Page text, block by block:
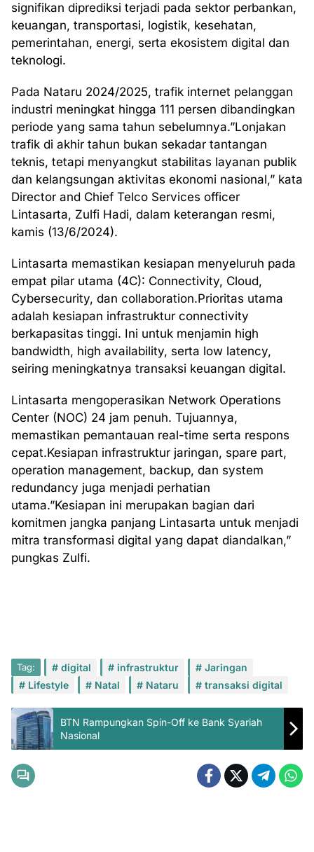
signifikan diprediksi terjadi pada sektor perbankan,
keuangan, transportasi, logistik, kesehatan,
pemerintahan, energi, serta ekosistem digital dan
teknologi.
Pada Nataru 2024/2025, trafik internet pelanggan
industri meningkat hingga 111 persen dibandingkan
periode yang sama tahun sebelumnya.”Lonjakan
trafik di akhir tahun bukan sekadar tantangan
teknis, tetapi menyangkut stabilitas layanan publik
dan kelangsungan aktivitas ekonomi nasional,” kata
Director and Chief Telco Services officer
Lintasarta, Zulfi Hadi, dalam keterangan resmi,
kamis (13/6/2024).
Lintasarta memastikan kesiapan menyeluruh pada
empat pilar utama (4C): Connectivity, Cloud,
Cybersecurity, dan collaboration.Prioritas utama
adalah kesiapan infrastruktur connectivity
berkapasitas tinggi. Ini untuk menjamin high
bandwidth, high availability, serta low latency,
seiring meningkatnya transaksi keuangan digital.
Lintasarta mengoperasikan Network Operations
Center (NOC) 24 jam penuh. Tujuannya,
memastikan pemantauan real-time serta respons
cepat.Kesiapan infrastruktur jaringan, spare part,
operation management, backup, dan system
redundancy juga menjadi perhatian
utama.”Kesiapan ini merupakan bagian dari
komitmen jangka panjang Lintasarta untuk menjadi
mitra transformasi digital yang dapat diandalkan,”
pungkas Zulfi.
Tag: digital infrastruktur
Jaringan
Lifestyle
Natal Nataru transaksi digital
BTN Rampungkan Spin-Off ke Bank Syariah
Nasional